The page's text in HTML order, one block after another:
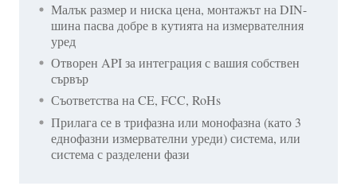
Малък размер и ниска цена, монтажът на DIN-
шина пасва добре в кутията на измервателния
уред
Отворен API за интеграция с вашия собствен
сървър
Съответства на CE, FCC, RoHs
Прилага се в трифазна или монофазна (като 3
еднофазни измервателни уреди) система, или
система с разделени фази